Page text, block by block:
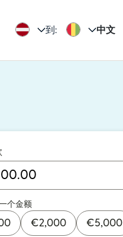
到: 中文
个金额
€2,000 €5,000